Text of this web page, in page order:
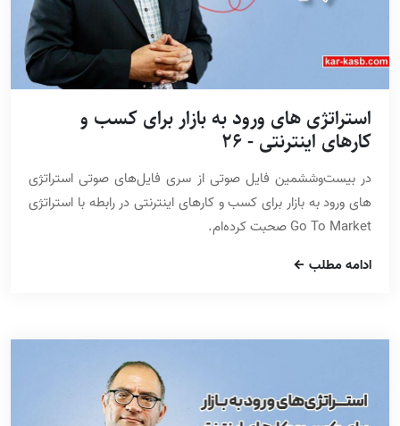
استراتژی های ورود به بازار برای کسب و
کارهای اینترنتی - 26
در بیست‌وششمین فایل صوتی از سری فایل‌های صوتی استراتژی
های ورود به بازار برای کسب و کارهای اینترنتی در رابطه با استراتژی
Go To Market صحبت کرده‌ام.
ادامه مطلب